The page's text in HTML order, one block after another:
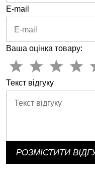
E-mail
Ваша оцінка товару:
Текст відгуку
РОЗМІСТИТИ